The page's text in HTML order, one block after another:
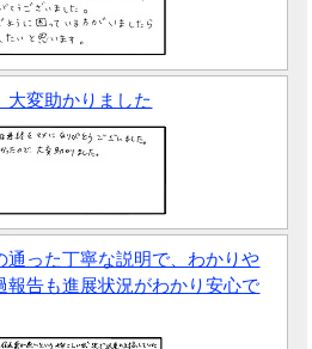
大変助かりました
通った丁寧な説明で、わかりや
報告も進展状況がわかり安心で